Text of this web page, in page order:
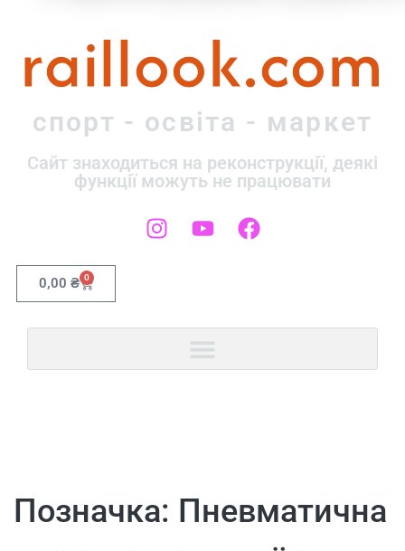
raillook.com
спорт - освіта - маркет
Сайт знаходиться на реконструкції, деякі
функції можуть не працювати
0,00 ₴ 0
Позначка: Пневматична